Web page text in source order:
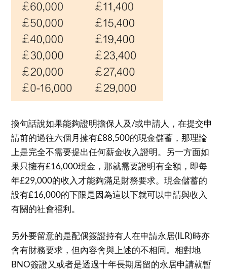
換句話說如果能夠證明擔保人及/或申請人，在提交申
請前的過往六個月擁有£88,500的現金儲蓄，那理論
上是完全不需要提出任何薪金收入證明。另一方面如
果只擁有£16,000現金，那就需要證明有全額，即每
年£29,000的收入才能夠滿足財務要求。現金儲蓄的
設有£16,000的下限是因為這以下就可以申請與收入
有關的社會福利。
另外要留意的是配偶簽證持有人在申請永居(ILR)時亦
會有財務要求，但內容會與上述的不相同。相對地
BNO簽證又或者是透過十年長期居留的永居申請就暫